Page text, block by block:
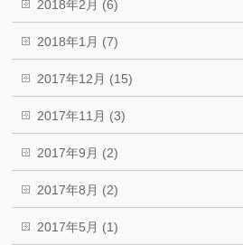
2018年2月 (6)
2018年1月 (7)
2017年12月 (15)
2017年11月 (3)
2017年9月 (2)
2017年8月 (2)
2017年5月 (1)